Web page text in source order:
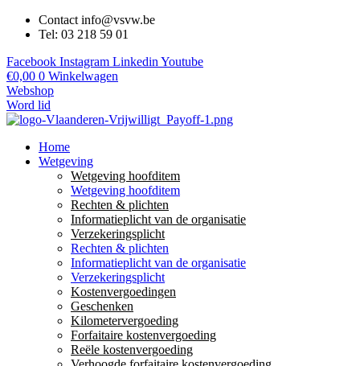
Contact info@vsvw.be
Tel: 03 218 59 01
Facebook Instagram Linkedin Youtube
€0,00 0 Winkelwagen
Webshop
Word lid
Home
Wetgeving
Wetgeving hoofditem
Wetgeving hoofditem
Rechten & plichten
Informatieplicht van de organisatie
Verzekeringsplicht
Rechten & plichten
Informatieplicht van de organisatie
Verzekeringsplicht
Kostenvergoedingen
Geschenken
Kilometervergoeding
Forfaitaire kostenvergoeding
Reële kostenvergoeding